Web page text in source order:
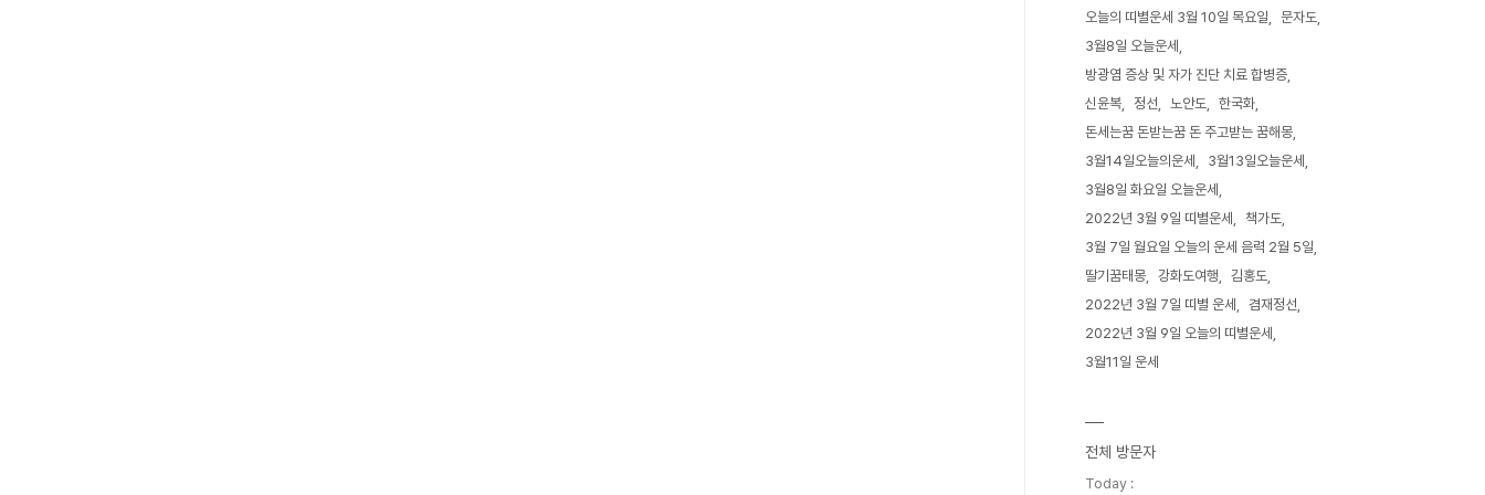
오늘의 띠별운세 3월 10일 목요일
문자도
3월8일 오늘운세
방광염 증상 및 자가 진단 치료 합병증
신윤복
정선 노안도
한국화
돈세는꿈 돈받는꿈 돈 주고받는 꿈해몽
3월14일오늘의운세
3월13일오늘운세
3월8일 화요일 오늘운세
2022년 3월 9일 띠별운세
책가도
3월 7일 월요일 오늘의 운세 음력 2월 5일
딸기꿈태몽
강화도여행
김홍도
2022년 3월 7일 띠별 운세
겸재정선
2022년 3월 9일 오늘의 띠별운세
3월11일 운세
전체 방문자
Today :